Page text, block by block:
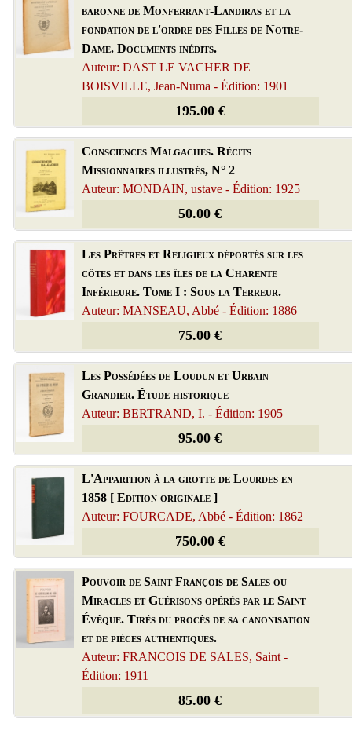
baronne de Monferrant-Landiras et la
fondation de l'ordre des Filles de Notre-
Dame. Documents inédits.
Auteur: DAST LE VACHER DE
BOISVILLE, Jean-Numa - Édition: 1901
195.00 €
Consciences Malgaches. Récits
Missionnaires illustrés, N° 2
Auteur: MONDAIN, ustave - Édition: 1925
50.00 €
Les Prêtres et Religieux déportés sur les
côtes et dans les îles de la Charente
Inférieure. Tome I : Sous la Terreur.
Auteur: MANSEAU, Abbé - Édition: 1886
75.00 €
Les Possédées de Loudun et Urbain
Grandier. Étude historique
Auteur: BERTRAND, I. - Édition: 1905
95.00 €
L'Apparition à la grotte de Lourdes en
1858 [ Edition originale ]
Auteur: FOURCADE, Abbé - Édition: 1862
750.00 €
Pouvoir de Saint François de Sales ou
Miracles et Guérisons opérés par le Saint
Évêque. Tirés du procès de sa canonisation
et de pièces authentiques.
Auteur: FRANCOIS DE SALES, Saint -
Édition: 1911
85.00 €